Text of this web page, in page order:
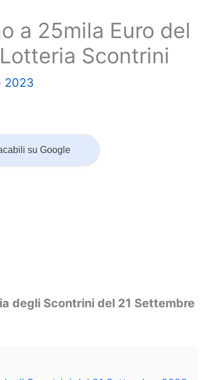
a 25mila Euro del
Scontrini
2023
su Google
degli Scontrini del 21 Settembre